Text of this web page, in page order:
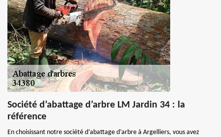
Société d’abattage d’arbre LM Jardin 34 : la
référence
En choisissant notre société d’abattage d’arbre à Argelliers, vous avez